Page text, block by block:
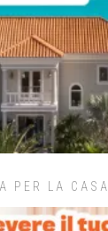
PER LA CASA